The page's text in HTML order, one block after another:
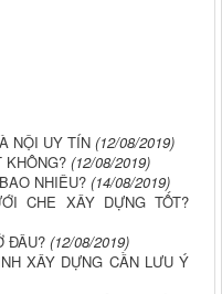
NỘI UY TÍN (12/08/2019)
KHÔNG? (12/08/2019)
NHIÊU? (14/08/2019)
CHE XÂY DỰNG TỐT?
ĐÂU? (12/08/2019)
XÂY DỰNG CẦN LƯU Ý